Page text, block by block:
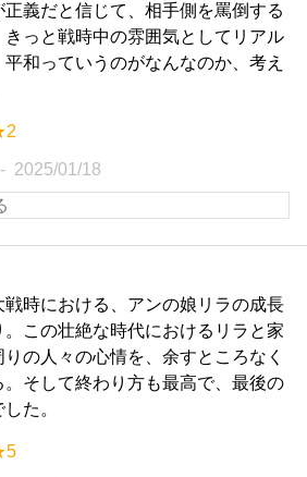
義だと信じて、相手側を罵倒する
きっと戦時中の雰囲気としてリアル
和っていうのがなんなのか、考え
2025/01/18
戦時における、アンの娘リラの成長
この壮絶な時代におけるリラと家
の人々の心情を、余すところなく
。そして終わり方も最高で、最後の
た。